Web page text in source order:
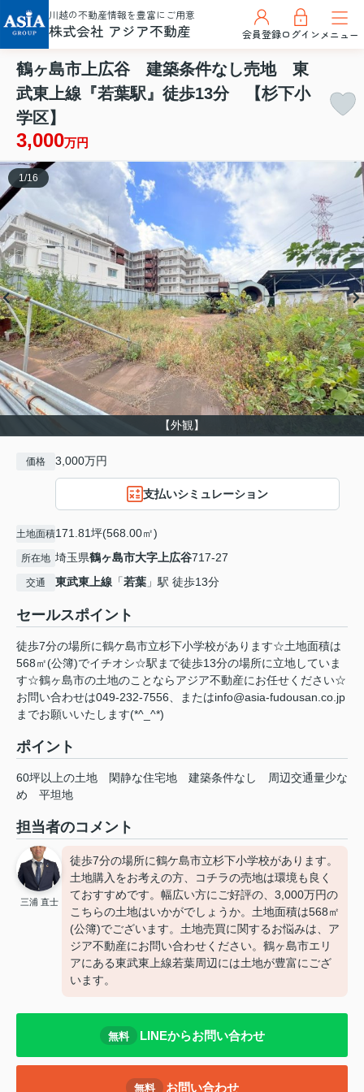
川越の不動産情報を豊富にご用意
株式会社 アジア不動産 会員登録ログインメニュー
鶴ヶ島市上広谷 建築条件なし売地 東
武東上線『若葉駅』徒歩13分 【杉下小
学区】
3,000万円
【外観】
1 /16
価格 3,000万円
支払いシミュレーション
土地面積171.81坪(568.00㎡)
所在地 埼玉県鶴ヶ島市大字上広谷717-27
交通 東武東上線 「若葉 」駅 徒歩13分
セールスポイント
徒歩7分の場所に鶴ケ島市立杉下小学校があります☆土地面積は
568㎡(公簿)でイチオシ☆駅まで徒歩13分の場所に立地していま
す☆鶴ヶ島市の土地のことならアジア不動産にお任せください☆
お問い合わせは049-232-7556、またはinfo@asia-fudousan.co.jp
までお願いいたします(*^_^*)
ポイント
60坪以上の土地 閑静な住宅地 建築条件なし
周辺交通量少な
め
平坦地
担当者のコメント
三浦 直士
徒歩7分の場所に鶴ケ島市立杉下小学校があります。
土地購入をお考えの方、コチラの売地は環境も良く
ておすすめです。幅広い方にご好評の、3,000万円の
こちらの土地はいかがでしょうか。土地面積は568㎡
(公簿)でございます。土地売買に関するお悩みは、ア
ジア不動産にお問い合わせください。鶴ヶ島市エリ
アにある東武東上線若葉周辺には土地が豊富にござ
います。
無料 LINEからお問い合わせ
無料 お問い合わせ